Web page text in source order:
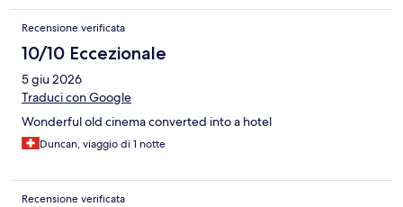
Recensione verificata
10/10 Eccezionale
5 giu 2026
Traduci con Google
Wonderful old cinema converted into a hotel
Duncan, viaggio di 1 notte
Recensione verificata